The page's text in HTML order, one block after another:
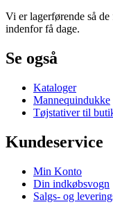
Vi er lagerførende så de
indenfor få dage.
Se også
Kataloger
Mannequindukke
Tøjstativer til
Kundeservice
Min Konto
Din indkøbsvogn
Salgs- og